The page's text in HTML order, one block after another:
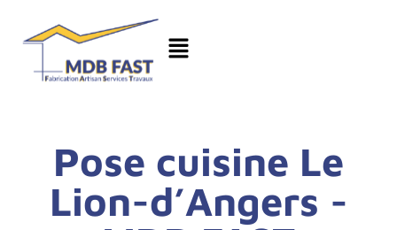
Pose cuisine Le
Lion-d’Angers -